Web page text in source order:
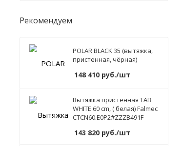
Рекомендуем
POLAR BLACK 35 (вытяжка,
пристенная, чёрная)
148 410 руб./шт
Вытяжка пристенная TAB
WHITE 60 cm, ( белая) Falmec
CTCN60.E0P2#ZZZB491F
143 820 руб./шт